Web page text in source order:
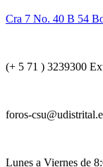
Cra 7 No. 40 B 54
(+ 5 71 ) 3239300
foros-
Lunes a Viernes de